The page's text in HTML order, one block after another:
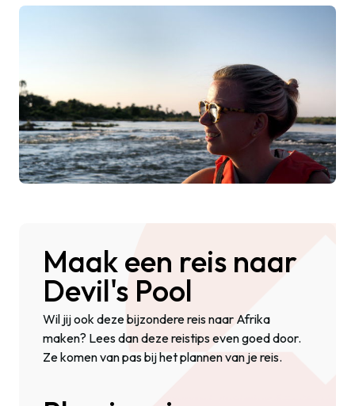
Maak een reis naar
Devil's Pool
Wil jij ook deze bijzondere reis naar Afrika
maken? Lees dan deze reistips even goed door.
Ze komen van pas bij het plannen van je reis.